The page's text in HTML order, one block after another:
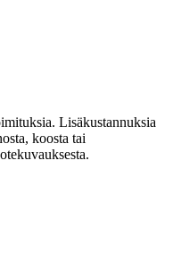
Lisäkustannuksia
koosta tai